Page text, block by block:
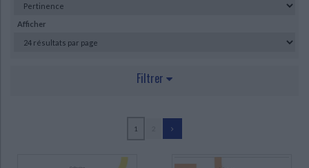
Classiques scolaires
Ecologie - Environnement
Afficher
Filtrer
1